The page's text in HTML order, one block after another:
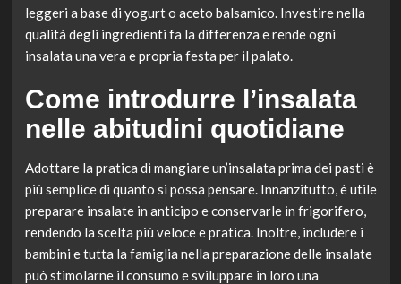
leggeri a base di yogurt o aceto balsamico. Investire nella
qualità degli ingredienti fa la differenza e rende ogni
insalata una vera e propria festa per il palato.
Come introdurre l’insalata
nelle abitudini quotidiane
Adottare la pratica di mangiare un’insalata prima dei pasti è
più semplice di quanto si possa pensare. Innanzitutto, è utile
preparare insalate in anticipo e conservarle in frigorifero,
rendendo la scelta più veloce e pratica. Inoltre, includere i
bambini e tutta la famiglia nella preparazione delle insalate
può stimolarne il consumo e sviluppare in loro una